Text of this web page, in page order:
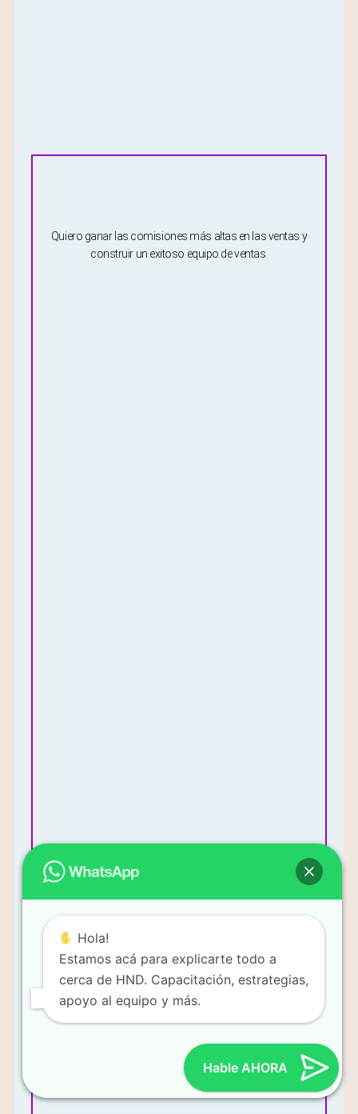
Quiero ganar las comisiones más altas en las ventas y
construir un exitoso equipo de ventas.
Más Información
Mi enfoque es vender productos y construir un equipo de
ventas.
Hola!
Estamos acá para explicarte todo a
cerca de HND. Capacitación, estrategias,
apoyo al equipo y más.
Hable AHORA